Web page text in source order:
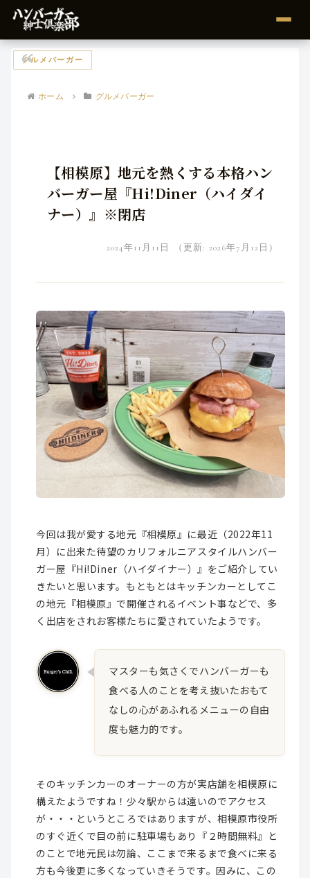
ホーム グルメバーガー
グルメバーガー
【相模原】地元を熱くする本格ハン
バーガー屋『Hi!Diner（ハイダイ
ナー）』※閉店
2024年11月11日 （更新: 2026年7月12日）
今回は我が愛する地元『相模原』に最近（2022年11
月）に出来た待望のカリフォルニアスタイルハンバー
ガー屋『Hi!Diner（ハイダイナー）』をご紹介してい
きたいと思います。もともとはキッチンカーとしてこ
の地元『相模原』で開催されるイベント事などで、多
く出店をされお客様たちに愛されていたようです。
マスターも気さくでハンバーガーも
食べる人のことを考え抜いたおもて
なしの心があふれるメニューの自由
度も魅力的です。
そのキッチンカーのオーナーの方が実店舗を相模原に
構えたようですね！少々駅からは遠いのでアクセス
が・・・というところではありますが、相模原市役所
のすぐ近くで目の前に駐車場もあり『２時間無料』と
のことで地元民は勿論、ここまで来るまで食べに来る
方も今後更に多くなっていきそうです。因みに、この